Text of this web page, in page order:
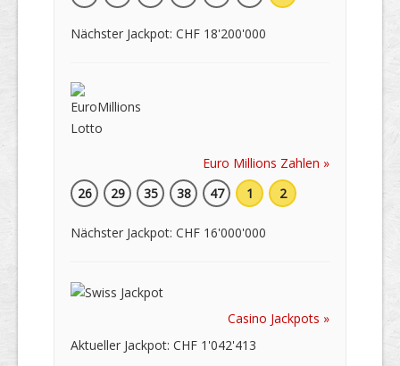
Nächster Jackpot: CHF 18'200'000
Euro Millions Zahlen »
26
29 35 38 47 1 2
Nächster Jackpot: CHF 16'000'000
Casino Jackpots »
Aktueller Jackpot: CHF 1'042'413